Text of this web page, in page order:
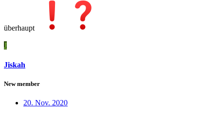
überhaupt
J
Jiskah
New member
20. Nov. 2020